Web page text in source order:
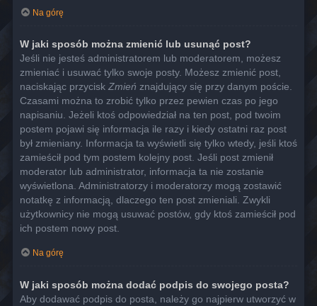
Na górę
W jaki sposób można zmienić lub usunąć post?
Jeśli nie jesteś administratorem lub moderatorem, możesz
zmieniać i usuwać tylko swoje posty. Możesz zmienić post,
naciskając przycisk Zmień znajdujący się przy danym poście.
Czasami można to zrobić tylko przez pewien czas po jego
napisaniu. Jeżeli ktoś odpowiedział na ten post, pod twoim
postem pojawi się informacja ile razy i kiedy ostatni raz post
był zmieniany. Informacja ta wyświetli się tylko wtedy, jeśli ktoś
zamieścił pod tym postem kolejny post. Jeśli post zmienił
moderator lub administrator, informacja ta nie zostanie
wyświetlona. Administratorzy i moderatorzy mogą zostawić
notatkę z informacją, dlaczego ten post zmieniali. Zwykli
użytkownicy nie mogą usuwać postów, gdy ktoś zamieścił pod
ich postem nowy post.
Na górę
W jaki sposób można dodać podpis do swojego posta?
Aby dodawać podpis do posta, należy go najpierw utworzyć w